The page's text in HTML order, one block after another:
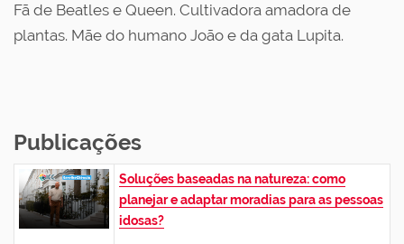
Fã de Beatles e Queen. Cultivadora amadora de
plantas. Mãe do humano João e da gata Lupita.
Publicações
Soluções baseadas na natureza: como
planejar e adaptar moradias para as pessoas
idosas?